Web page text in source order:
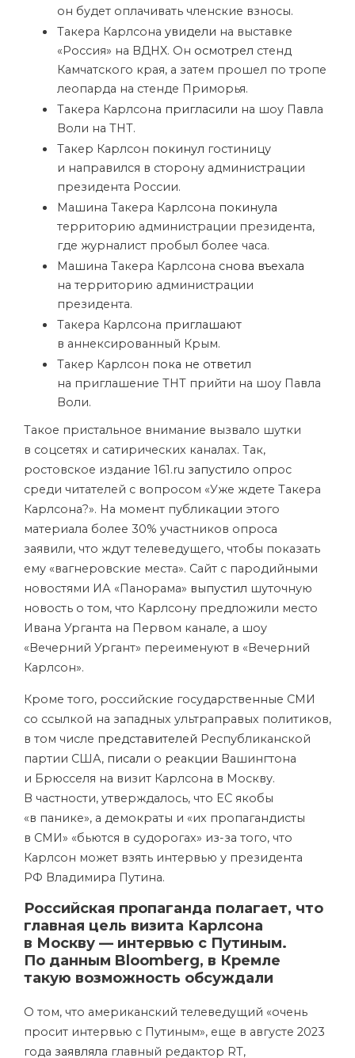
он будет оплачивать членские взносы.
Такера Карлсона увидели на выставке
«Россия» на ВДНХ. Он осмотрел стенд
Камчатского края, а затем прошел по тропе
леопарда на стенде Приморья.
Такера Карлсона пригласили на шоу Павла
Воли на ТНТ.
Такер Карлсон покинул гостиницу
и направился в сторону администрации
президента России.
Машина Такера Карлсона покинула
территорию администрации президента,
где журналист пробыл более часа.
Машина Такера Карлсона снова въехала
на территорию администрации
президента.
Такера Карлсона приглашают
в аннексированный Крым.
Такер Карлсон пока не ответил
на приглашение ТНТ прийти на шоу Павла
Воли.
Такое пристальное внимание вызвало шутки
в соцсетях и сатирических каналах. Так,
ростовское издание 161.ru запустило опрос
среди читателей с вопросом «Уже ждете Такера
Карлсона?». На момент публикации этого
материала более 30% участников опроса
заявили, что ждут телеведущего, чтобы показать
ему «вагнеровские места». Сайт с пародийными
новостями ИА «Панорама» выпустил шуточную
новость о том, что Карлсону предложили место
Ивана Урганта на Первом канале, а шоу
«Вечерний Ургант» переименуют в «Вечерний
Карлсон».
Кроме того, российские государственные СМИ
со ссылкой на западных ультраправых политиков,
в том числе представителей Республиканской
партии США, писали о реакции Вашингтона
и Брюсселя на визит Карлсона в Москву.
В частности, утверждалось, что ЕС якобы
«в панике», а демократы и «их пропагандисты
в СМИ» «бьются в судорогах» из-за того, что
Карлсон может взять интервью у президента
РФ Владимира Путина.
Российская пропаганда полагает, что
главная цель визита Карлсона
в Москву — интервью с Путиным.
По данным Bloomberg, в Кремле
такую возможность обсуждали
О том, что американский телеведущий «очень
просит интервью с Путиным», еще в августе 2023
года заявляла главный редактор RT,